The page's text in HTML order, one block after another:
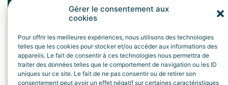
Gérer le consentement aux
cookies
Pour offrir les meilleures expériences, nous utilisons des technologies
telles que les cookies pour stocker et/ou accéder aux informations des
appareils. Le fait de consentir à ces technologies nous permettra de
traiter des données telles que le comportement de navigation ou les ID
uniques sur ce site. Le fait de ne pas consentir ou de retirer son
consentement peut avoir un effet négatif sur certaines caractéristiques
nouvelles et profiter d'un rabais de 30 % sur nos
Envoyer